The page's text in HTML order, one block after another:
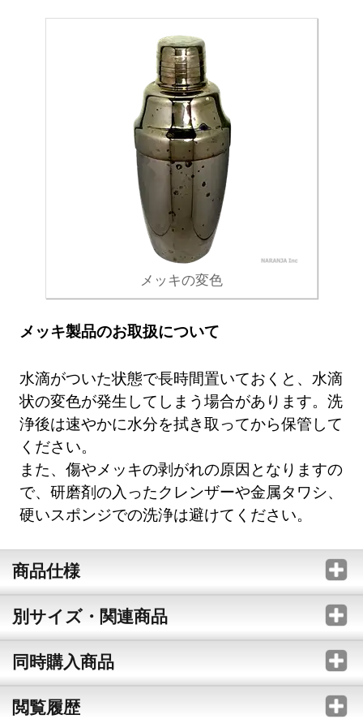
メッキの変色
メッキ製品のお取扱について
水滴がついた状態で長時間置いておくと、水滴
状の変色が発生してしまう場合があります。洗
浄後は速やかに水分を拭き取ってから保管して
ください。
また、傷やメッキの剥がれの原因となりますの
で、研磨剤の入ったクレンザーや金属タワシ、
硬いスポンジでの洗浄は避けてください。
商品仕様
別サイズ・関連商品
同時購入商品
閲覧履歴